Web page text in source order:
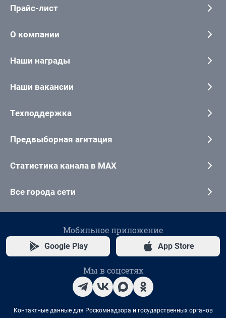
Прайс-лист
О компании
Наши награды
Наши вакансии
Техподдержка
Предвыборная агитация
Статистика канала в MAX
Все города сети
Мобильное приложение
Google Play App Store
Мы в соцсетях
Контактные данные для Роскомнадзора и государственных органов